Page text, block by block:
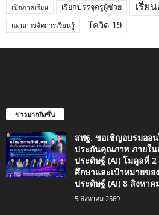
เปิดภาคเรียน เรียกบรรจุครูผู้ช่วย เรีย
แผนการจัดการเรียนรู้ โควิด 19
ข่าวมากยิ่งขึ้น
สพฐ. ขอเชิญอบรมออ
ประกันคุณภาพ ภายใ
ประดิษฐ์ (AI) โมดูลที่
ศึกษาและเป้าหมายข
ประดิษฐ์ (AI) 8 สิงหาค
5 สิงหาคม 2569